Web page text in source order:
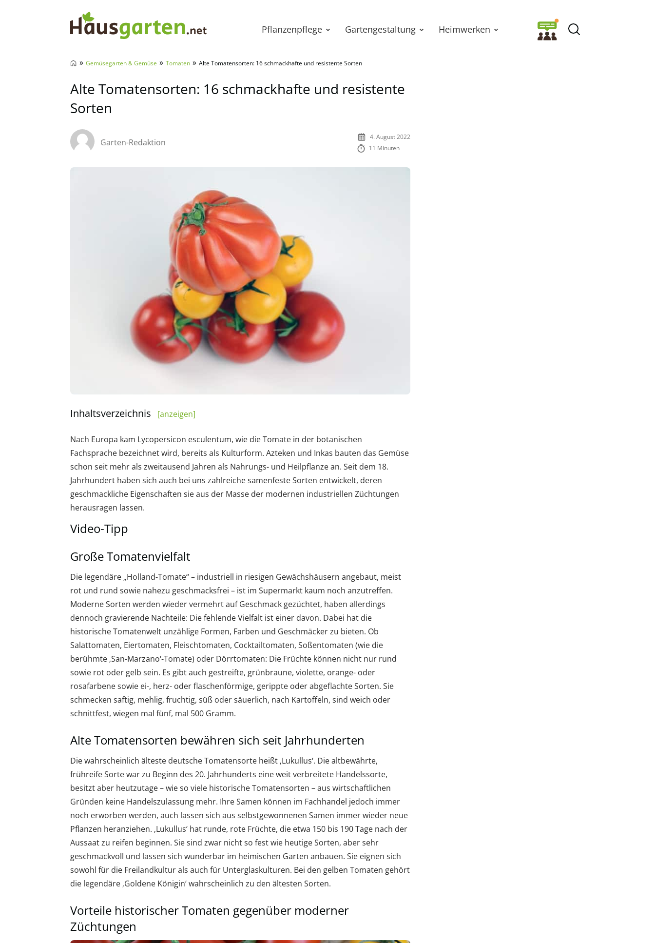
Pflanzenpflege Gartengestaltung Heimwerken
» Gemüsegarten & Gemüse » Tomaten » Alte Tomatensorten: 16 schmackhafte und resistente Sorten
Alte Tomatensorten: 16 schmackhafte und resistente
Sorten
Garten-Redaktion
4. August 2022
11 Minuten
Inhaltsverzeichnis [anzeigen]
Nach Europa kam Lycopersicon esculentum, wie die Tomate in der botanischen
Fachsprache bezeichnet wird, bereits als Kulturform. Azteken und Inkas bauten das Gemüse
schon seit mehr als zweitausend Jahren als Nahrungs- und Heilpflanze an. Seit dem 18.
Jahrhundert haben sich auch bei uns zahlreiche samenfeste Sorten entwickelt, deren
geschmackliche Eigenschaften sie aus der Masse der modernen industriellen Züchtungen
herausragen lassen.
Video-Tipp
Große Tomatenvielfalt
Die legendäre „Holland-Tomate“ – industriell in riesigen Gewächshäusern angebaut, meist
rot und rund sowie nahezu geschmacksfrei – ist im Supermarkt kaum noch anzutreffen.
Moderne Sorten werden wieder vermehrt auf Geschmack gezüchtet, haben allerdings
dennoch gravierende Nachteile: Die fehlende Vielfalt ist einer davon. Dabei hat die
historische Tomatenwelt unzählige Formen, Farben und Geschmäcker zu bieten. Ob
Salattomaten, Eiertomaten, Fleischtomaten, Cocktailtomaten, Soßentomaten (wie die
berühmte ‚San-Marzano‘-Tomate) oder Dörrtomaten: Die Früchte können nicht nur rund
sowie rot oder gelb sein. Es gibt auch gestreifte, grünbraune, violette, orange- oder
rosafarbene sowie ei-, herz- oder flaschenförmige, gerippte oder abgeflachte Sorten. Sie
schmecken saftig, mehlig, fruchtig, süß oder säuerlich, nach Kartoffeln, sind weich oder
schnittfest, wiegen mal fünf, mal 500 Gramm.
Alte Tomatensorten bewähren sich seit Jahrhunderten
Die wahrscheinlich älteste deutsche Tomatensorte heißt ‚Lukullus‘. Die altbewährte,
frühreife Sorte war zu Beginn des 20. Jahrhunderts eine weit verbreitete Handelssorte,
besitzt aber heutzutage – wie so viele historische Tomatensorten – aus wirtschaftlichen
Gründen keine Handelszulassung mehr. Ihre Samen können im Fachhandel jedoch immer
noch erworben werden, auch lassen sich aus selbstgewonnenen Samen immer wieder neue
Pflanzen heranziehen. ‚Lukullus‘ hat runde, rote Früchte, die etwa 150 bis 190 Tage nach der
Aussaat zu reifen beginnen. Sie sind zwar nicht so fest wie heutige Sorten, aber sehr
geschmackvoll und lassen sich wunderbar im heimischen Garten anbauen. Sie eignen sich
sowohl für die Freilandkultur als auch für Unterglaskulturen. Bei den gelben Tomaten gehört
die legendäre ‚Goldene Königin‘ wahrscheinlich zu den ältesten Sorten.
Vorteile historischer Tomaten gegenüber moderner
Züchtungen